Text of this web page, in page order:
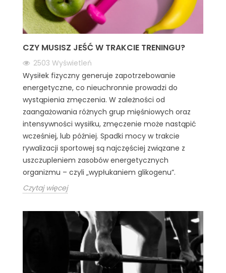
CZY MUSISZ JEŚĆ W TRAKCIE TRENINGU?
2503 Wyświetleń
Wysiłek fizyczny generuje zapotrzebowanie
energetyczne, co nieuchronnie prowadzi do
wystąpienia zmęczenia. W zależności od
zaangażowania różnych grup mięśniowych oraz
intensywności wysiłku, zmęczenie może nastąpić
wcześniej, lub później. Spadki mocy w trakcie
rywalizacji sportowej są najczęściej związane z
uszczupleniem zasobów energetycznych
organizmu – czyli „wypłukaniem glikogenu”.
Czytaj więcej